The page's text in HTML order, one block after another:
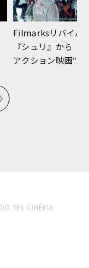
Filmarksリバイバ
『シュリ』から『
アクション映画“躍
TF1 CINÉMA